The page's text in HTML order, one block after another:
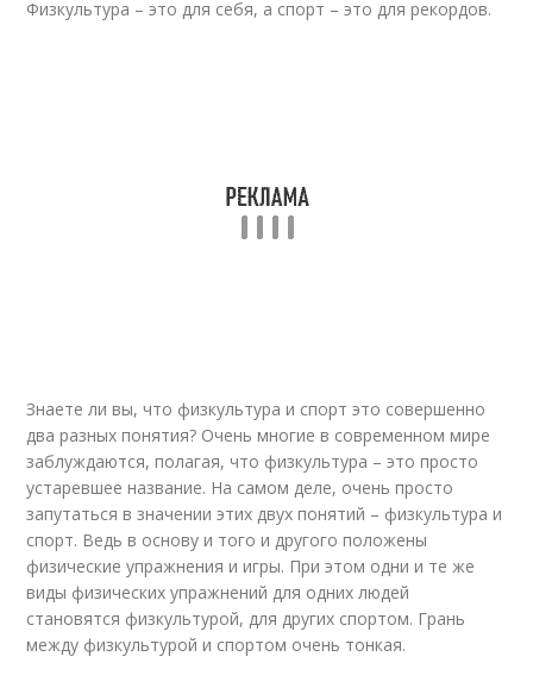
Физкультура – это для себя, а спорт – это для рекордов.
Знаете ли вы, что физкультура и спорт это совершенно
два разных понятия? Очень многие в современном мире
заблуждаются, полагая, что физкультура – это просто
устаревшее название. На самом деле, очень просто
запутаться в значении этих двух понятий – физкультура и
спорт. Ведь в основу и того и другого положены
физические упражнения и игры. При этом одни и те же
виды физических упражнений для одних людей
становятся физкультурой, для других спортом. Грань
между физкультурой и спортом очень тонкая.